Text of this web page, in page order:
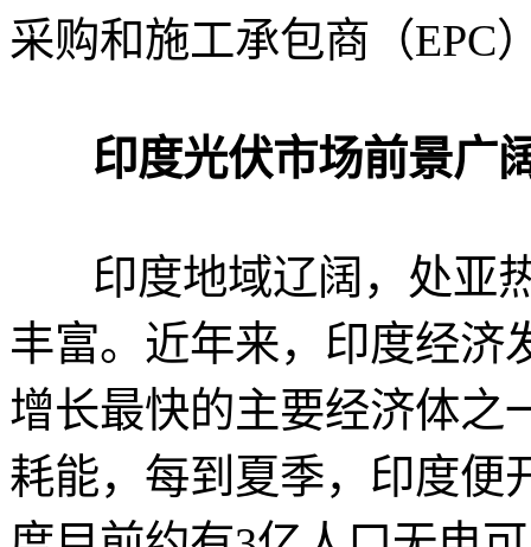
采购和施工承包商（EPC
印度光伏市场前景广
印度地域辽阔，处亚热
丰富。近年来，印度经济
增长最快的主要经济体之
耗能，每到夏季，印度便